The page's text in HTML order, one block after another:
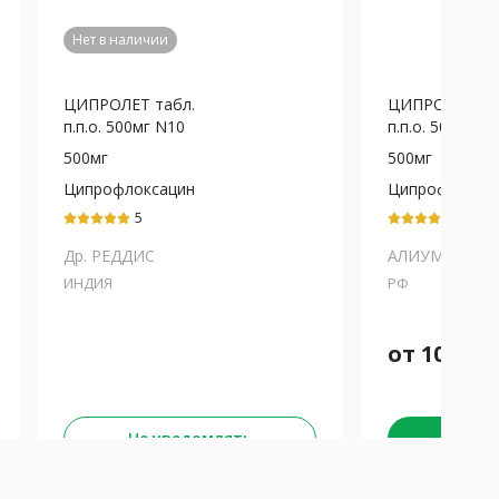
Нет в наличии
ЦИПРОЛЕТ табл.
п.п.о. 500мг N10
500мг
Ципрофлоксацин
5
Др. РЕДДИС
ИНДИЯ
Не уведомлять
ЦИПРОЛЕТ
п.п.о. 500мг
500мг
АЛИУМ
РФ
от 100